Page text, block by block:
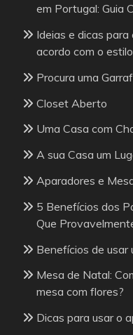
em Portugal: Guia
Ideias e dicas
acordo com o estilo
Procura uma
Closet Aberto
Uma Casa com
A sua Casa um
Aparadores e
5 Benefícios dos
Que
Benefícios de usar
Mesa de Natal:
mesa com flores?
Dicas para usar o